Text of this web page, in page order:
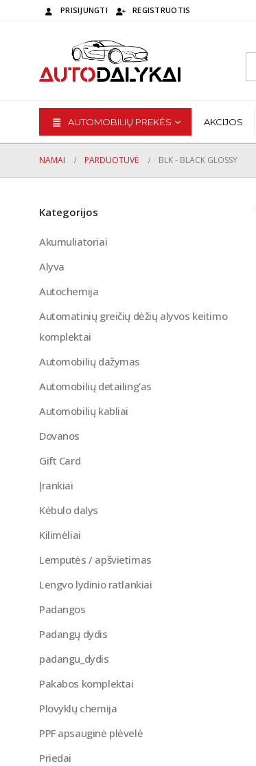
PRISIJUNGTI REGISTRUOTIS
AUTOMOBILIŲ PREKĖS AKCIJOS
NAMAI PARDUOTUVĖ BLK - BLACK GLOSSY
Kategorijos
Akumuliatoriai
Alyva
Autochemija
Automatinių greičių dėžių alyvos keitimo
komplektai
Automobilių dažymas
Automobilių detailing'as
Automobilių kabliai
Dovanos
Gift Card
Įrankiai
Kėbulo dalys
Kilimėliai
Lemputės / apšvietimas
Lengvo lydinio ratlankiai
Padangos
Padangų dydis
padangu_dydis
Pakabos komplektai
Plovyklų chemija
PPF apsauginė plėvelė
Priedai